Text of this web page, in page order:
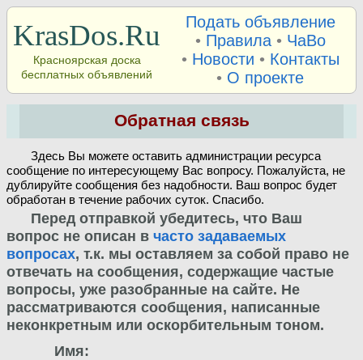
KrasDos.Ru
Красноярская доска
бесплатных объявлений
Подать объявление
• Правила• ЧаВо
• Новости • Контакты
• О проекте
Обратная связь
Здесь Вы можете оставить администрации ресурса
сообщение по интересующему Вас вопросу. Пожалуйста, не
дублируйте сообщения без надобности. Ваш вопрос будет
обработан в течение рабочих суток. Спасибо.
Перед отправкой убедитесь, что Ваш
вопрос не описан в часто задаваемых
вопросах, т.к. мы оставляем за собой право не
отвечать на сообщения, содержащие частые
вопросы, уже разобранные на сайте. Не
рассматриваются сообщения, написанные
неконкретным или оскорбительным тоном.
Имя: